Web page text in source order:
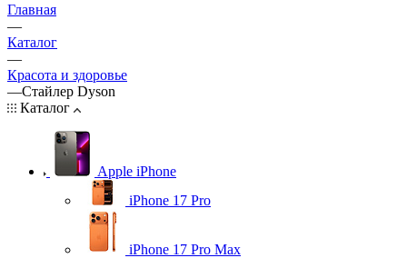
Главная
—
Каталог
—
Красота и здоровье
—Стайлер Dyson
Каталог
Apple iPhone
iPhone 17 Pro
iPhone 17 Pro Max